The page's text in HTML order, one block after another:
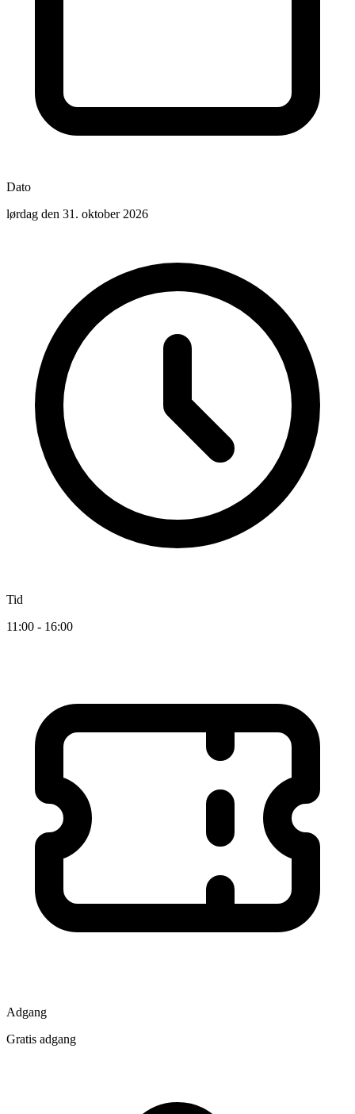
Dato
lørdag den 31. oktober 2026
Tid
11:00 - 16:00
Adgang
Gratis adgang